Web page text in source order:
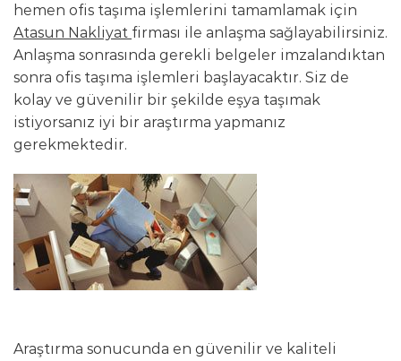
hemen ofis taşıma işlemlerini tamamlamak için
Atasun Nakliyat firması ile anlaşma sağlayabilirsiniz.
Anlaşma sonrasında gerekli belgeler imzalandıktan
sonra ofis taşıma işlemleri başlayacaktır. Siz de
kolay ve güvenilir bir şekilde eşya taşımak
istiyorsanız iyi bir araştırma yapmanız
gerekmektedir.
Araştırma sonucunda en güvenilir ve kaliteli